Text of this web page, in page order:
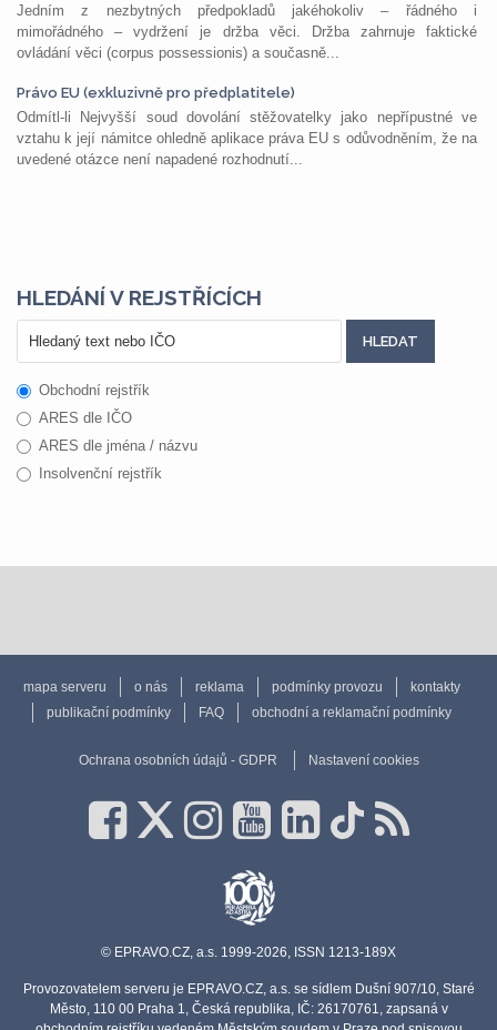
Jedním z nezbytných předpokladů jakéhokoliv – řádného i
mimořádného – vydržení je držba věci. Držba zahrnuje faktické
ovládání věci (corpus possessionis) a současně...
Právo EU (exkluzivně pro předplatitele)
Odmítl-li Nejvyšší soud dovolání stěžovatelky jako nepřípustné ve
vztahu k její námitce ohledně aplikace práva EU s odůvodněním, že na
uvedené otázce není napadené rozhodnutí...
HLEDÁNÍ V REJSTŘÍCÍCH
Obchodní rejstřík
ARES dle IČO
ARES dle jména / názvu
Insolvenční rejstřík
mapa serveru o nás reklama podmínky provozu
kontakty
publikační podmínky
FAQ obchodní a reklamační podmínky
Ochrana osobních údajů - GDPR Nastavení cookies
© EPRAVO.CZ, a.s. 1999-2026, ISSN 1213-189X
Provozovatelem serveru je EPRAVO.CZ, a.s. se sídlem Dušní 907/10, Staré
Město, 110 00 Praha 1, Česká republika, IČ: 26170761, zapsaná v